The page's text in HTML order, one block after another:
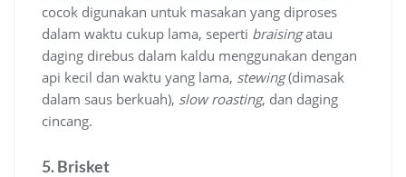
cocok digunakan untuk masakan yang diproses
dalam waktu cukup lama, seperti braisingatau
daging direbus dalam kaldu menggunakan dengan
api kecil dan waktu yang lama, stewing(dimasak
dalam saus berkuah), slow roasting, dan daging
cincang.
5. Brisket